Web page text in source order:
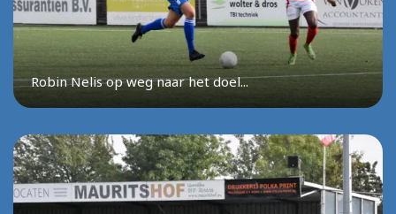
Robin Nelis op weg naar het doel...